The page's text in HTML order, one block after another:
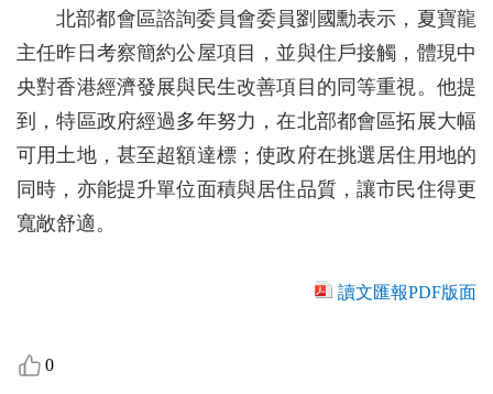
北部都會區諮詢委員會委員劉國勳表示，夏寶龍
主任昨日考察簡約公屋項目，並與住戶接觸，體現中
央對香港經濟發展與民生改善項目的同等重視。他提
到，特區政府經過多年努力，在北部都會區拓展大幅
可用土地，甚至超額達標；使政府在挑選居住用地的
同時，亦能提升單位面積與居住品質，讓市民住得更
寬敞舒適。
讀文匯報PDF版面
0